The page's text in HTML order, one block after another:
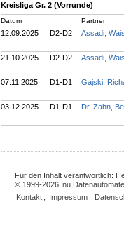
Kreisliga Gr. 2 (Vorrunde)
Datum Partner
12.09.2025 D2-D2 Assadi,
21.10.2025 D2-D2 Assadi,
07.11.2025 D1-D1 Gajski,
03.12.2025 D1-D1 Dr. Zahn,
Für den Inhalt verantwortlich:
© 1999-2026 nu
Kontakt
Impressum